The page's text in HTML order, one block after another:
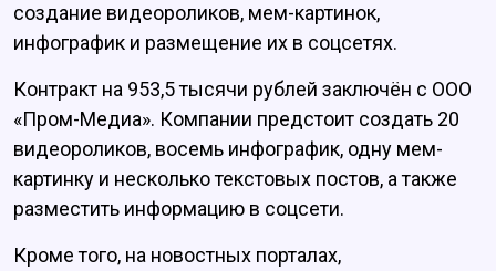
создание видеороликов, мем-картинок,
инфографик и размещение их в соцсетях.
Контракт на 953,5 тысячи рублей заключён с ООО
«Пром-Медиа». Компании предстоит создать 20
видеороликов, восемь инфографик, одну мем-
картинку и несколько текстовых постов, а также
разместить информацию в соцсети.
Кроме того, на новостных порталах,